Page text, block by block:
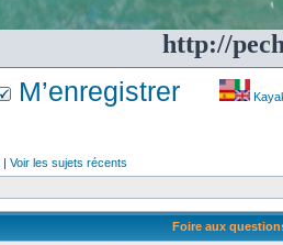
http://
M’enregistrer
| Voir les sujets récents
Foire aux